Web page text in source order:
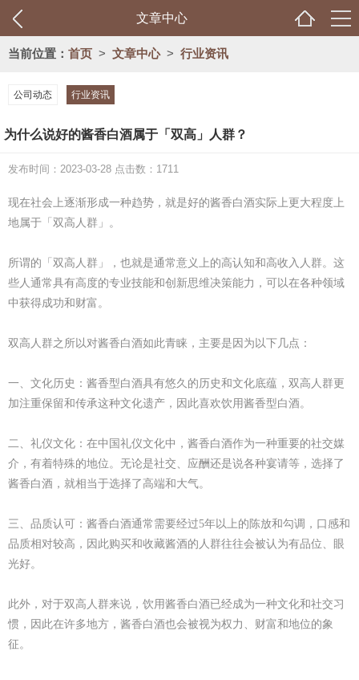
文章中心
当前位置： 首页 > 文章中心 > 行业资讯
公司动态 行业资讯
为什么说好的酱香白酒属于「双高」人群？
发布时间：2023-03-28 点击数：1711
现在社会上逐渐形成一种趋势，就是好的酱香白酒实际上更大程度上
地属于「双高人群」。
所谓的「双高人群」，也就是通常意义上的高认知和高收入人群。这
些人通常具有高度的专业技能和创新思维决策能力，可以在各种领域
中获得成功和财富。
双高人群之所以对酱香白酒如此青睐，主要是因为以下几点：
一、 文化历史：酱香型白酒具有悠久的历史和文化底蕴，双高人群更
加注重保留和传承这种文化遗产，因此喜欢饮用酱香型白酒。
二、 礼仪文化：在中国礼仪文化中，酱香白酒作为一种重要的社交媒
介，有着特殊的地位。无论是社交、应酬还是说各种宴请等，选择了
酱香白酒，就相当于选择了高端和大气。
三、 品质认可：酱香白酒通常需要经过5年以上的陈放和勾调，口感和
品质相对较高，因此购买和收藏酱酒的人群往往会被认为有品位、眼
光好。
此外，对于双高人群来说，饮用酱香白酒已经成为一种文化和社交习
惯，因此在许多地方，酱香白酒也会被视为权力、财富和地位的象
征。